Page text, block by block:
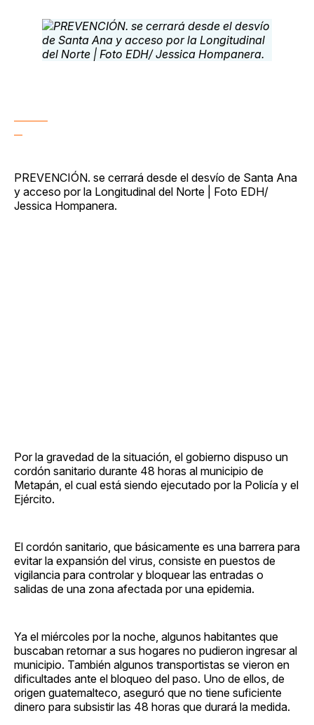
PREVENCIÓN. se cerrará desde el desvío de Santa Ana
y acceso por la Longitudinal del Norte | Foto EDH/
Jessica Hompanera.
Por la gravedad de la situación, el gobierno dispuso un
cordón sanitario durante 48 horas al municipio de
Metapán, el cual está siendo ejecutado por la Policía y el
Ejército.
El cordón sanitario, que básicamente es una barrera para
evitar la expansión del virus, consiste en puestos de
vigilancia para controlar y bloquear las entradas o
salidas de una zona afectada por una epidemia.
Ya el miércoles por la noche, algunos habitantes que
buscaban retornar a sus hogares no pudieron ingresar al
municipio. También algunos transportistas se vieron en
dificultades ante el bloqueo del paso. Uno de ellos, de
origen guatemalteco, aseguró que no tiene suficiente
dinero para subsistir las 48 horas que durará la medida.